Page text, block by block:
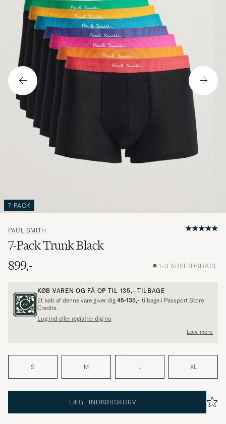
7-PACK
PAUL SMITH
7-Pack Trunk Black
899,-
1-3 ARBEJDSDAGE
KØB VAREN OG FÅ OP TIL 135,- TILBAGE
Et køb af denne vare giver dig 45-135,- tilbage i Passport Store
Credits.
Log ind eller registrer dig nu
Læs mere
S M L XL
LÆG I INDKØBSKURV